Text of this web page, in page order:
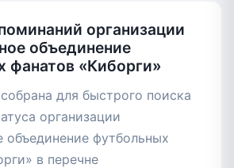
организации
объединение
фанатов «Киборги»
для быстрого поиска
организации
объединение футбольных
в перечне